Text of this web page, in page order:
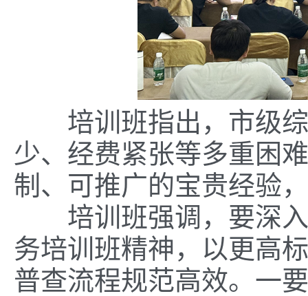
培训班指出，市级综
少、经费紧张等多重困
制、可推广的宝贵经验
培训班强调，要深入
务培训班精神，以更高
普查流程规范高效。一